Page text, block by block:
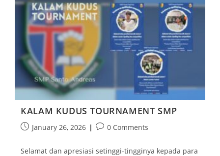
KALAM KUDUS TOURNAMENT SMP
January 26, 2026 0 Comments
Selamat dan apresiasi setinggi-tingginya kepada para